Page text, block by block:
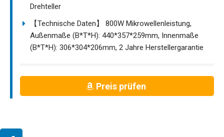
Drehteller
【Technische Daten】 800W Mikrowellenleistung,
Außenmaße (B*T*H): 440*357*259mm, Innenmaße
(B*T*H): 306*304*206mm, 2 Jahre Herstellergarantie
Preis prüfen